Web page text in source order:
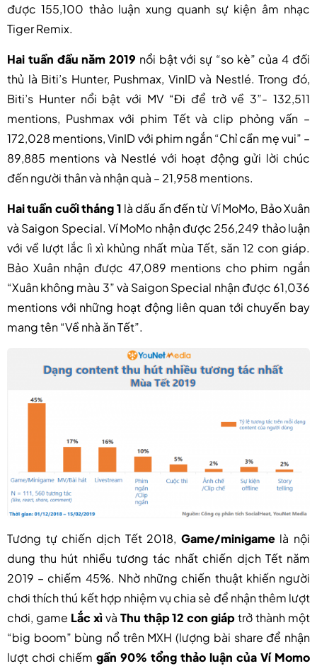
được 155,100 thảo luận xung quanh sự kiện âm nhạc
Tiger Remix.
Hai tuần đầu năm 2019 nổi bật với sự “so kè” của 4 đối
thủ là Biti’s Hunter, Pushmax, VinID và Nestlé. Trong đó,
Biti’s Hunter nổi bật với MV “Đi để trở về 3”- 132,511
mentions, Pushmax với phim Tết và clip phỏng vấn –
172,028 mentions, VinID với phim ngắn “Chỉ cần mẹ vui” –
89,885 mentions và Nestlé với hoạt động gửi lời chúc
đến người thân và nhận quà – 21,958 mentions.
Hai tuần cuối tháng 1 là dấu ấn đến từ Ví MoMo, Bảo Xuân
và Saigon Special. Ví MoMo nhận được 256,249 thảo luận
với về lượt lắc lì xì khủng nhất mùa Tết, săn 12 con giáp.
Bảo Xuân nhận được 47,089 mentions cho phim ngắn
“Xuân không màu 3” và Saigon Special nhận được 61,036
mentions với những hoạt động liên quan tới chuyến bay
mang tên “Về nhà ăn Tết”.
Tương tự chiến dịch Tết 2018, Game/minigamelà nội
dung thu hút nhiều tương tác nhất chiến dịch Tết năm
2019 – chiếm 45%. Nhờ những chiến thuật khiến người
chơi thích thú kết hợp nhiệm vụ chia sẻ để nhận thêm lượt
chơi, game Lắc xìvà Thu thập 12 con giáptrở thành một
“big boom” bùng nổ trên MXH (lượng bài share để nhận
lượt chơi chiếm gần 90% tổng thảo luận của Ví Momo